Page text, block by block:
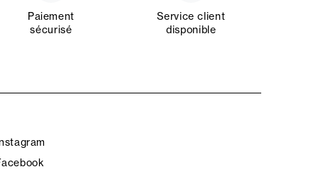
Paiement
sécurisé
Service client
disponible